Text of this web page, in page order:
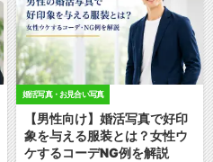
婚活写真・お見合い写真
【男性向け】婚活写真で好印
象を与える服装とは？女性ウ
ケするコーデNG例を解説